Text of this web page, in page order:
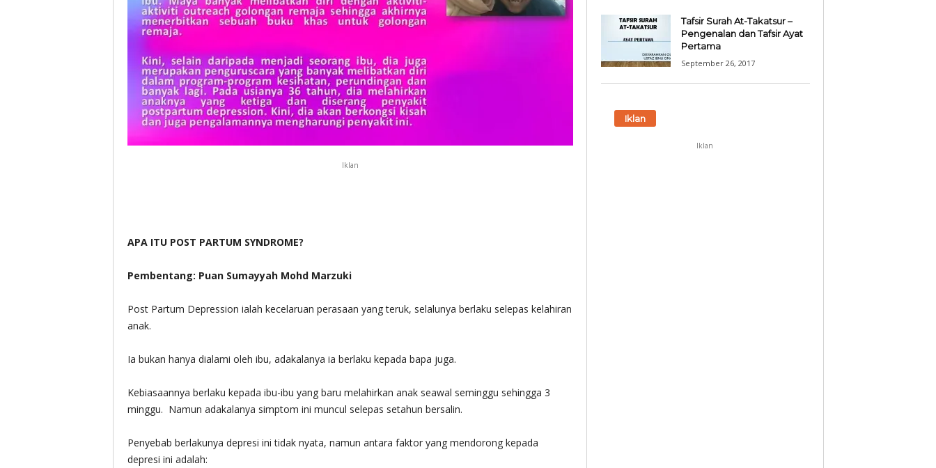
Iklan
APA ITU POST PARTUM SYNDROME?
Pembentang: Puan Sumayyah Mohd Marzuki
Post Partum Depression ialah kecelaruan perasaan yang teruk, selalunya berlaku selepas kelahiran
anak.
Ia bukan hanya dialami oleh ibu, adakalanya ia berlaku kepada bapa juga.
Kebiasaannya berlaku kepada ibu-ibu yang baru melahirkan anak seawal seminggu sehingga 3
minggu. Namun adakalanya simptom ini muncul selepas setahun bersalin.
Penyebab berlakunya depresi ini tidak nyata, namun antara faktor yang mendorong kepada
depresi ini adalah:
Tafsir Surah At-Takatsur –
Pengenalan dan Tafsir Ayat
Pertama
September 26, 2017
Iklan
Iklan